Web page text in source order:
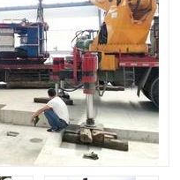
吊装公司
专业设备吊装服务
叉车出租租赁服务